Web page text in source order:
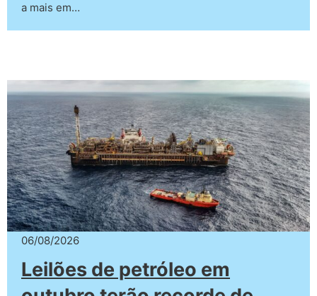
a mais em…
06/08/2026
Leilões de petróleo em